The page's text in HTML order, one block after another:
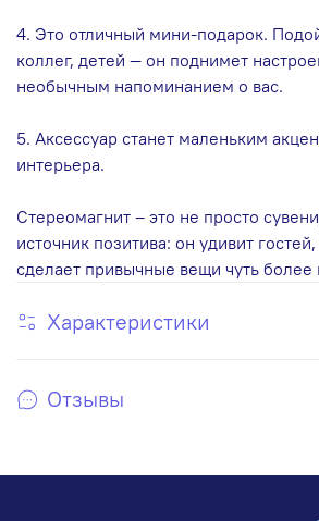
4. Это отличный мини‑подарок.
коллег, детей — он поднимет
необычным напоминанием о вас.
5. Аксессуар станет маленьким
интерьера.
Стереомагнит – это не просто
источник позитива: он удивит
сделает привычные вещи чуть
Характеристики
Отзывы